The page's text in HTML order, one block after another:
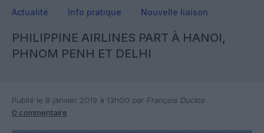
Actualité Info pratique Nouvelle liaison
PHILIPPINE AIRLINES PART À HANOI,
PHNOM PENH ET DELHI
Publié le 8 janvier 2019 à 13h00 par François Duclos
0 commentaire